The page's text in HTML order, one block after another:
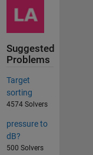
Suggested
Problems
Target
sorting
4574 Solvers
pressure to
dB?
500 Solvers